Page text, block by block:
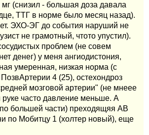
мг (снизил - большая доза давала
ТТГ в норме было месяц назад).
ЭХО-ЭГ до события наруший не
не грамотный, чтото упустил).
проблем (не совем
денег) у меня ангиодистония,
умеренная, низкая норма (с
4 (25), остехондроз
мозговой артерии" (не мнеее
руке часто давление меньше. А
большей части) преходящяя АВ
по Мобитцу 1 (холтер новый), еще